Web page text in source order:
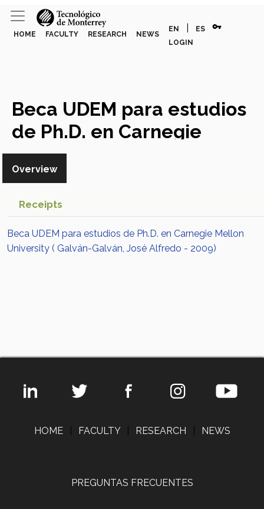
HOME FACULTY RESEARCH NEWS
EN ES vpn_key
LOGIN
Beca UDEM para estudios
de Ph.D. en Carnegie
Mellon University
Honor
Overview
Receipts
Beca UDEM para estudios de Ph.D. en Carnegie Mellon
University ( Galván-Galván, José Alfredo - 2009)
HOME FACULTY RESEARCH NEWS
PREGUNTAS FRECUENTES